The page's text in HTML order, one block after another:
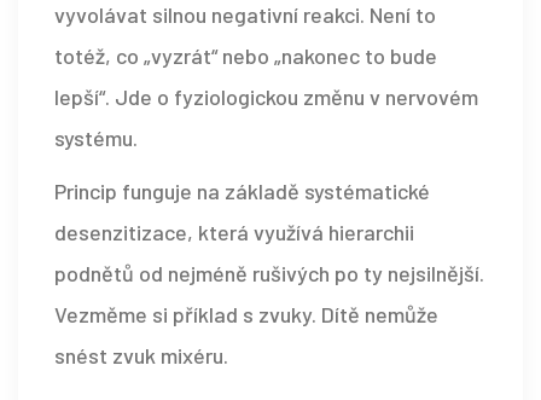
vyvolávat silnou negativní reakci. Není to
totéž, co „vyzrát“ nebo „nakonec to bude
lepší“. Jde o fyziologickou změnu v nervovém
systému.
Princip funguje na základě systématické
desenzitizace, která využívá hierarchii
podnětů od nejméně rušivých po ty nejsilnější.
Vezměme si příklad s zvuky. Dítě nemůže
snést zvuk mixéru.